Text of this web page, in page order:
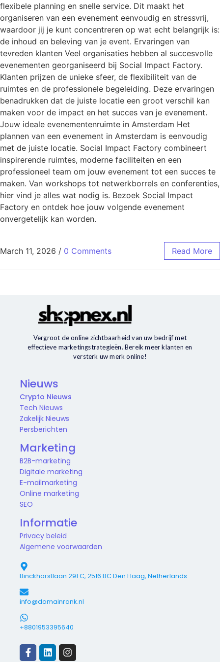
flexibele planning en snelle service. Dit maakt het
organiseren van een evenement eenvoudig en stressvrij,
waardoor jij je kunt concentreren op wat echt belangrijk is:
de inhoud en beleving van je event. Ervaringen van
tevreden klanten Veel organisaties hebben al succesvolle
evenementen georganiseerd bij Social Impact Factory.
Klanten prijzen de unieke sfeer, de flexibiliteit van de
ruimtes en de professionele begeleiding. Deze ervaringen
benadrukken dat de juiste locatie een groot verschil kan
maken voor de impact en het succes van je evenement.
Jouw ideale evenementenruimte in Amsterdam Het
plannen van een evenement in Amsterdam is eenvoudig
met de juiste locatie. Social Impact Factory combineert
inspirerende ruimtes, moderne faciliteiten en een
professioneel team om jouw evenement tot een succes te
maken. Van workshops tot netwerkborrels en conferenties,
hier vind je alles wat nodig is. Bezoek Social Impact
Factory en ontdek hoe jouw volgende evenement
onvergetelijk kan worden.
March 11, 2026 / 0 Comments Read More
Vergroot de online zichtbaarheid van uw bedrijf met
effectieve marketingstrategieën. Bereik meer klanten en
versterk uw merk online!
Nieuws
Crypto Nieuws
Tech Nieuws
Zakelijk Nieuws
Persberichten
Marketing
B2B-marketing
Digitale marketing
E-mailmarketing
Online marketing
SEO
Informatie
Privacy beleid
Algemene voorwaarden
Binckhorstlaan 291 C, 2516 BC Den Haag, Netherlands
info@domainrank.nl
+8801953395640